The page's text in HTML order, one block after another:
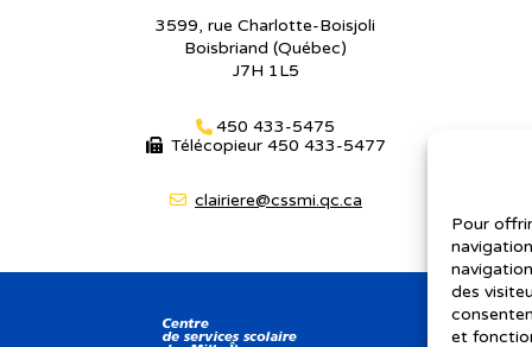
Pour
des
et
3599, rue Charlotte-Boisjoli
Boisbriand (Québec)
J7H 1L5
450 433-5475
Télécopieur 450 433-5477
clairiere@cssmi.qc.ca